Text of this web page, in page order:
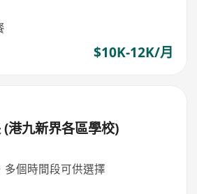
$10K-12K/月
港九新界各區學校)
多個時間段可供選擇